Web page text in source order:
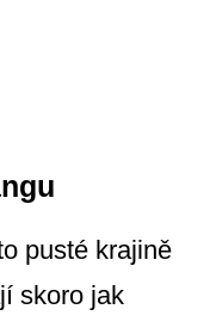
pusté krajině
skoro jak